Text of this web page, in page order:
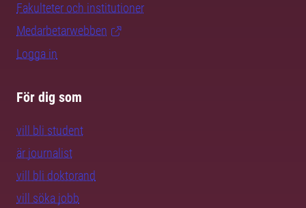
Fakulteter och institutioner
Medarbetarwebben
Logga in
För dig som
vill bli student
är journalist
vill bli doktorand
vill söka jobb